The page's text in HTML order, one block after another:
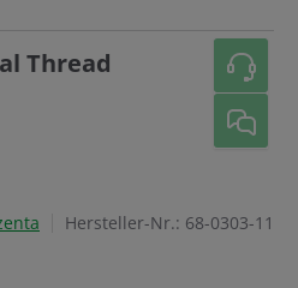
Thread
Hersteller-Nr.: 68-0303-11